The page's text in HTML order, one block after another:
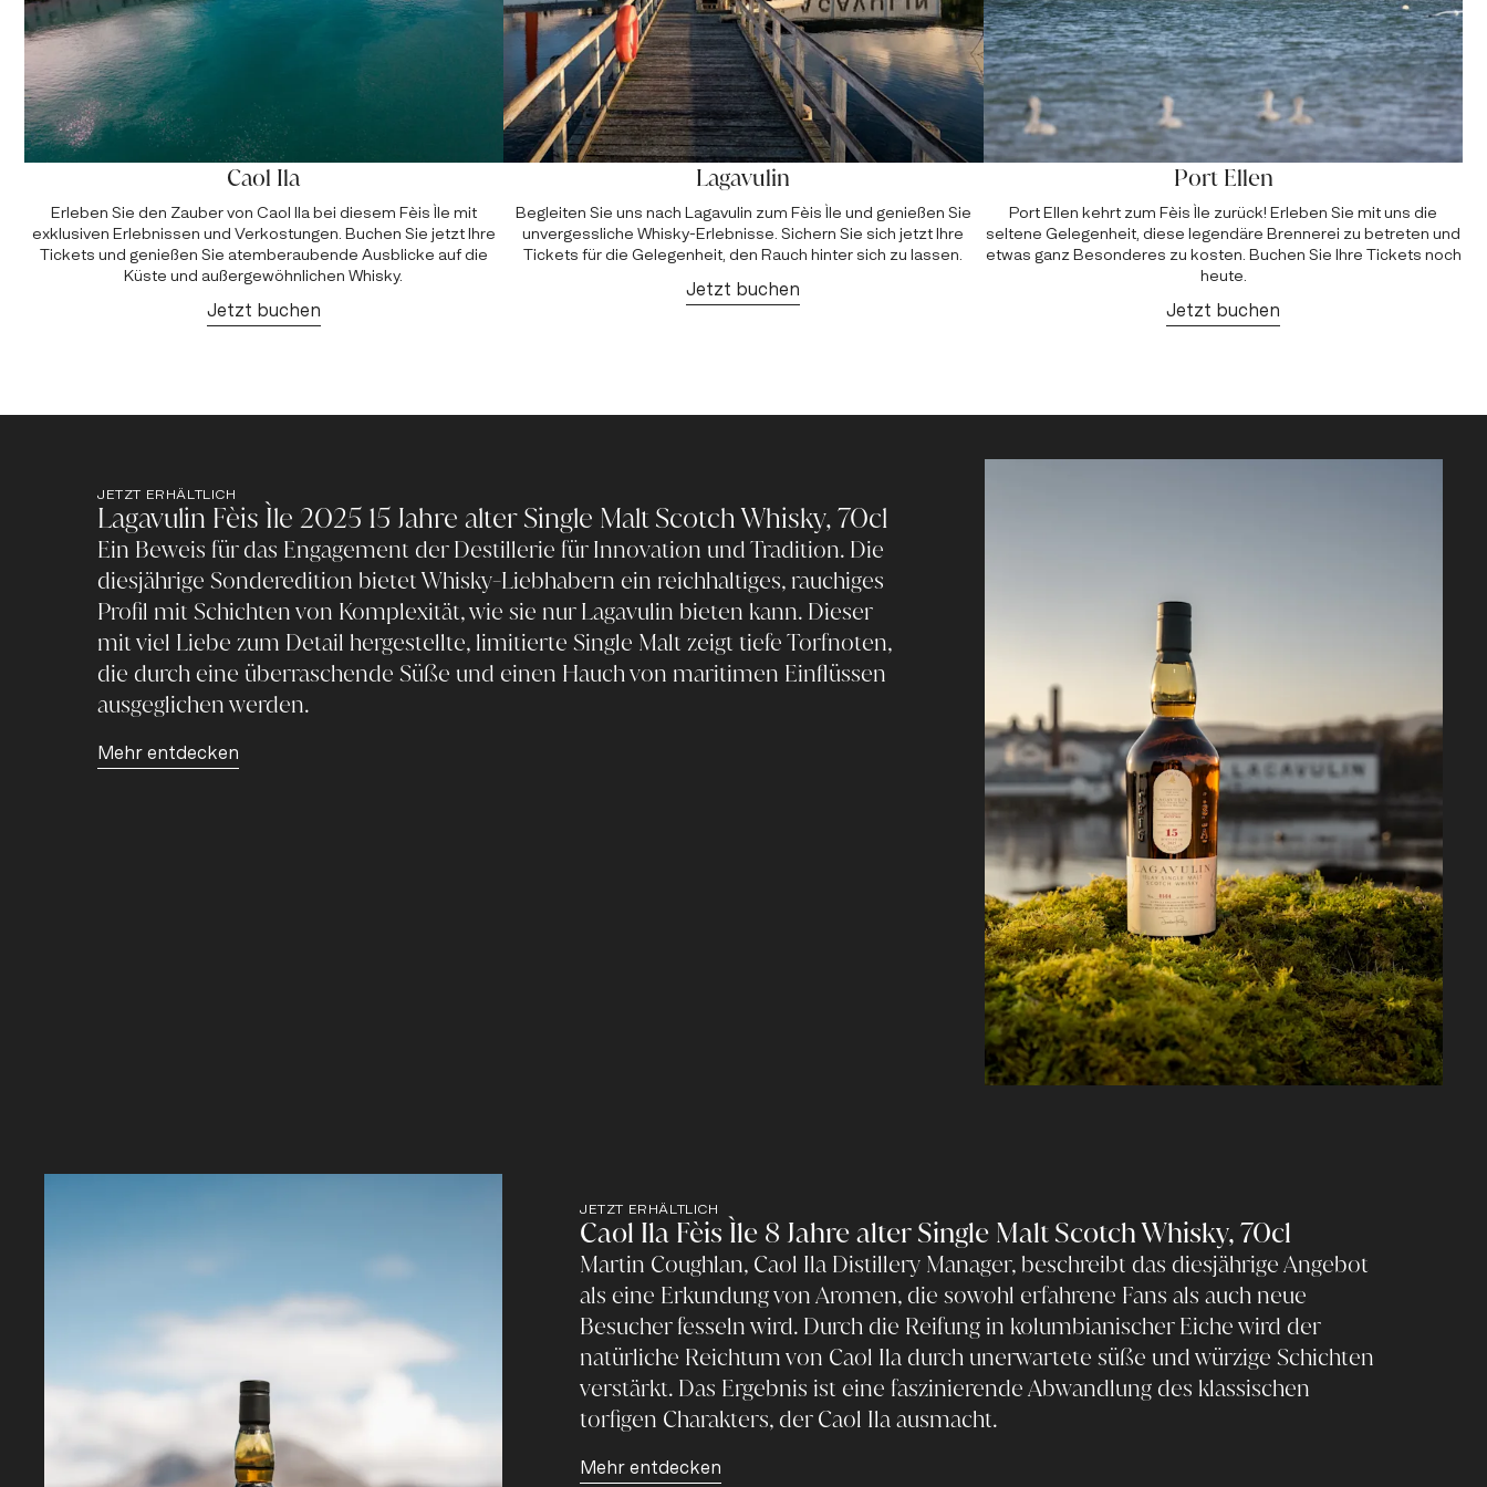
Caol Ila
Erleben Sie den Zauber von Caol Ila bei diesem Fèis Ìle mit
exklusiven Erlebnissen und Verkostungen. Buchen Sie jetzt Ihre
Tickets und genießen Sie atemberaubende Ausblicke auf die
Küste und außergewöhnlichen Whisky.
Jetzt buchen
Lagavulin
Begleiten Sie uns nach Lagavulin zum Fèis Ìle und genießen Sie
unvergessliche Whisky-Erlebnisse. Sichern Sie sich jetzt Ihre
Tickets für die Gelegenheit, den Rauch hinter sich zu lassen.
Jetzt buchen
Port Ellen
Port Ellen kehrt zum Fèis Ìle zurück! Erleben Sie mit uns die
seltene Gelegenheit, diese legendäre Brennerei zu betreten und
etwas ganz Besonderes zu kosten. Buchen Sie Ihre Tickets noch
heute.
Jetzt buchen
JETZT ERHÄLTLICH
Lagavulin Fèis Ìle 2025 15 Jahre alter Single Malt Scotch Whisky, 70cl
Ein Beweis für das Engagement der Destillerie für Innovation und Tradition. Die
diesjährige Sonderedition bietet Whisky-Liebhabern ein reichhaltiges, rauchiges
Profil mit Schichten von Komplexität, wie sie nur Lagavulin bieten kann. Dieser
mit viel Liebe zum Detail hergestellte, limitierte Single Malt zeigt tiefe Torfnoten,
die durch eine überraschende Süße und einen Hauch von maritimen Einflüssen
ausgeglichen werden.
Mehr entdecken
JETZT ERHÄLTLICH
Caol Ila Fèis Ìle 8 Jahre alter Single Malt Scotch Whisky, 70cl
Martin Coughlan, Caol Ila Distillery Manager, beschreibt das diesjährige Angebot
als eine Erkundung von Aromen, die sowohl erfahrene Fans als auch neue
Besucher fesseln wird. Durch die Reifung in kolumbianischer Eiche wird der
natürliche Reichtum von Caol Ila durch unerwartete süße und würzige Schichten
verstärkt. Das Ergebnis ist eine faszinierende Abwandlung des klassischen
torfigen Charakters, der Caol Ila ausmacht.
Mehr entdecken